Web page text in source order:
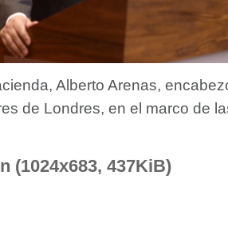
Alberto Arenas,
de Londres, en el marco de
(1024x683, 437KiB)